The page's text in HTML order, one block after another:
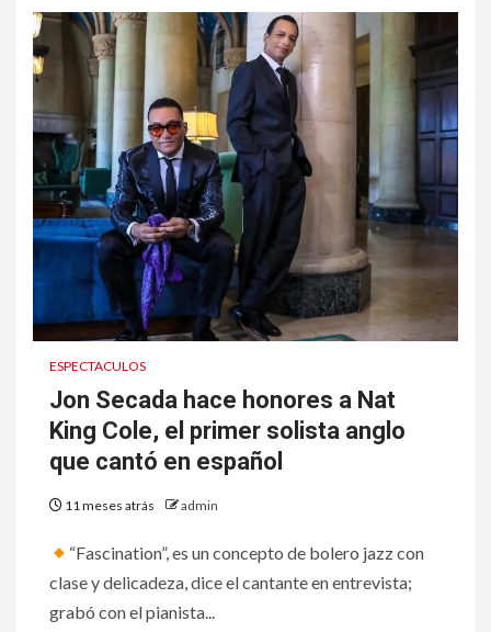
ESPECTACULOS
Jon Secada hace honores a Nat
King Cole, el primer solista anglo
que cantó en español
11 meses atrás admin
“Fascination”, es un concepto de bolero jazz con
clase y delicadeza, dice el cantante en entrevista;
grabó con el pianista...